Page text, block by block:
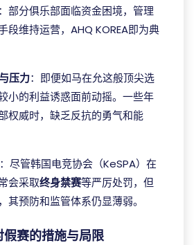
：部分俱乐部面临资金困境，管理
段维持运营，AHQ KOREA即为典
压力：即便如马在允这般顶尖选
小的利益诱惑面前动摇。一些年
权威时，缺乏反抗的勇气和能
：尽管韩国电竞协会（KeSPA）在
会采取终身禁赛等严厉处罚，但
其预防和监管体系仍显薄弱。
赛的措施与局限